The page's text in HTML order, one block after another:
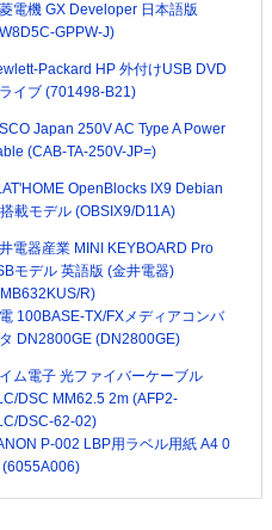
電機 GX Developer 日本語版
GPPW-J)
Packard HP 外付けUSB DVD
ライブ (701498-B21)
Japan 250V AC Type A Power
(CAB-TA-250V-JP=)
OpenBlocks IX9 Debian
載モデル (OBSIX9/D11A)
電器産業 MINI KEYBOARD Pro
モデル 英語版 (金井電器)
R)
100BASE-TX/FXメディアコンバ
DN2800GE (DN2800GE)
ム電子 光ファイバーケーブル
DSC MM62.5 2m (AFP2-
DSC-62-02)
P-002 LBP用ラベル用紙 A4 0
(6055A006)